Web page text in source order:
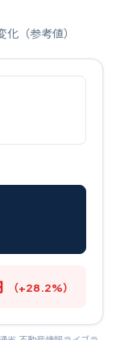
（参考値）
（+28.2%）